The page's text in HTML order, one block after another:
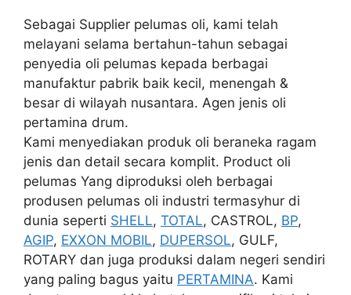
Sebagai Supplier pelumas oli, kami telah
melayani selama bertahun-tahun sebagai
penyedia oli pelumas kepada berbagai
manufaktur pabrik baik kecil, menengah &
besar di wilayah nusantara. Agen jenis oli
pertamina drum.
Kami menyediakan produk oli beraneka ragam
jenis dan detail secara komplit. Product oli
pelumas Yang diproduksi oleh berbagai
produsen pelumas oli industri termasyhur di
dunia seperti SHELL, TOTAL, CASTROL, BP,
AGIP, EXXON MOBIL, DUPERSOL, GULF,
ROTARY dan juga produksi dalam negeri sendiri
yang paling bagus yaitu PERTAMINA. Kami